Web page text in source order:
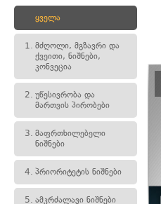
ყველა
1. მძღოლი, მგზავრი და
ქვეითი, ნიშნები,
კონვეცია
2. უწესივრობა და
მართვის პირობები
3. მაფრთხილებელი
ნიშნები
4. პრიორიტეტის ნიშნები
5. ამკრძალავი ნიშნები